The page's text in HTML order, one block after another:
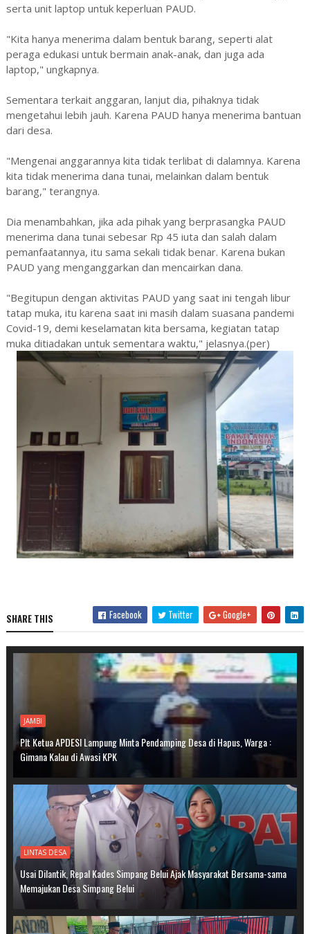
serta unit laptop untuk keperluan PAUD.
"Kita hanya menerima dalam bentuk barang, seperti alat
peraga edukasi untuk bermain anak-anak, dan juga ada
laptop," ungkapnya.
Sementara terkait anggaran, lanjut dia, pihaknya tidak
mengetahui lebih jauh. Karena PAUD hanya menerima bantuan
dari desa.
"Mengenai anggarannya kita tidak terlibat di dalamnya. Karena
kita tidak menerima dana tunai, melainkan dalam bentuk
barang," terangnya.
Dia menambahkan, jika ada pihak yang berprasangka PAUD
menerima dana tunai sebesar Rp 45 iuta dan salah dalam
pemanfaatannya, itu sama sekali tidak benar. Karena bukan
PAUD yang menganggarkan dan mencairkan dana.
"Begitupun dengan aktivitas PAUD yang saat ini tengah libur
tatap muka, itu karena saat ini masih dalam suasana pandemi
Covid-19, demi keselamatan kita bersama, kegiatan tatap
muka ditiadakan untuk sementara waktu," jelasnya.(per)
SHARE THIS Facebook Twitter Google+
JAMBI
Plt Ketua APDESI Lampung Minta Pendamping Desa di Hapus, Warga :
Gimana Kalau di Awasi KPK
LINTAS DESA
Usai Dilantik, Repal Kades Simpang Belui Ajak Masyarakat Bersama-sama
Memajukan Desa Simpang Belui